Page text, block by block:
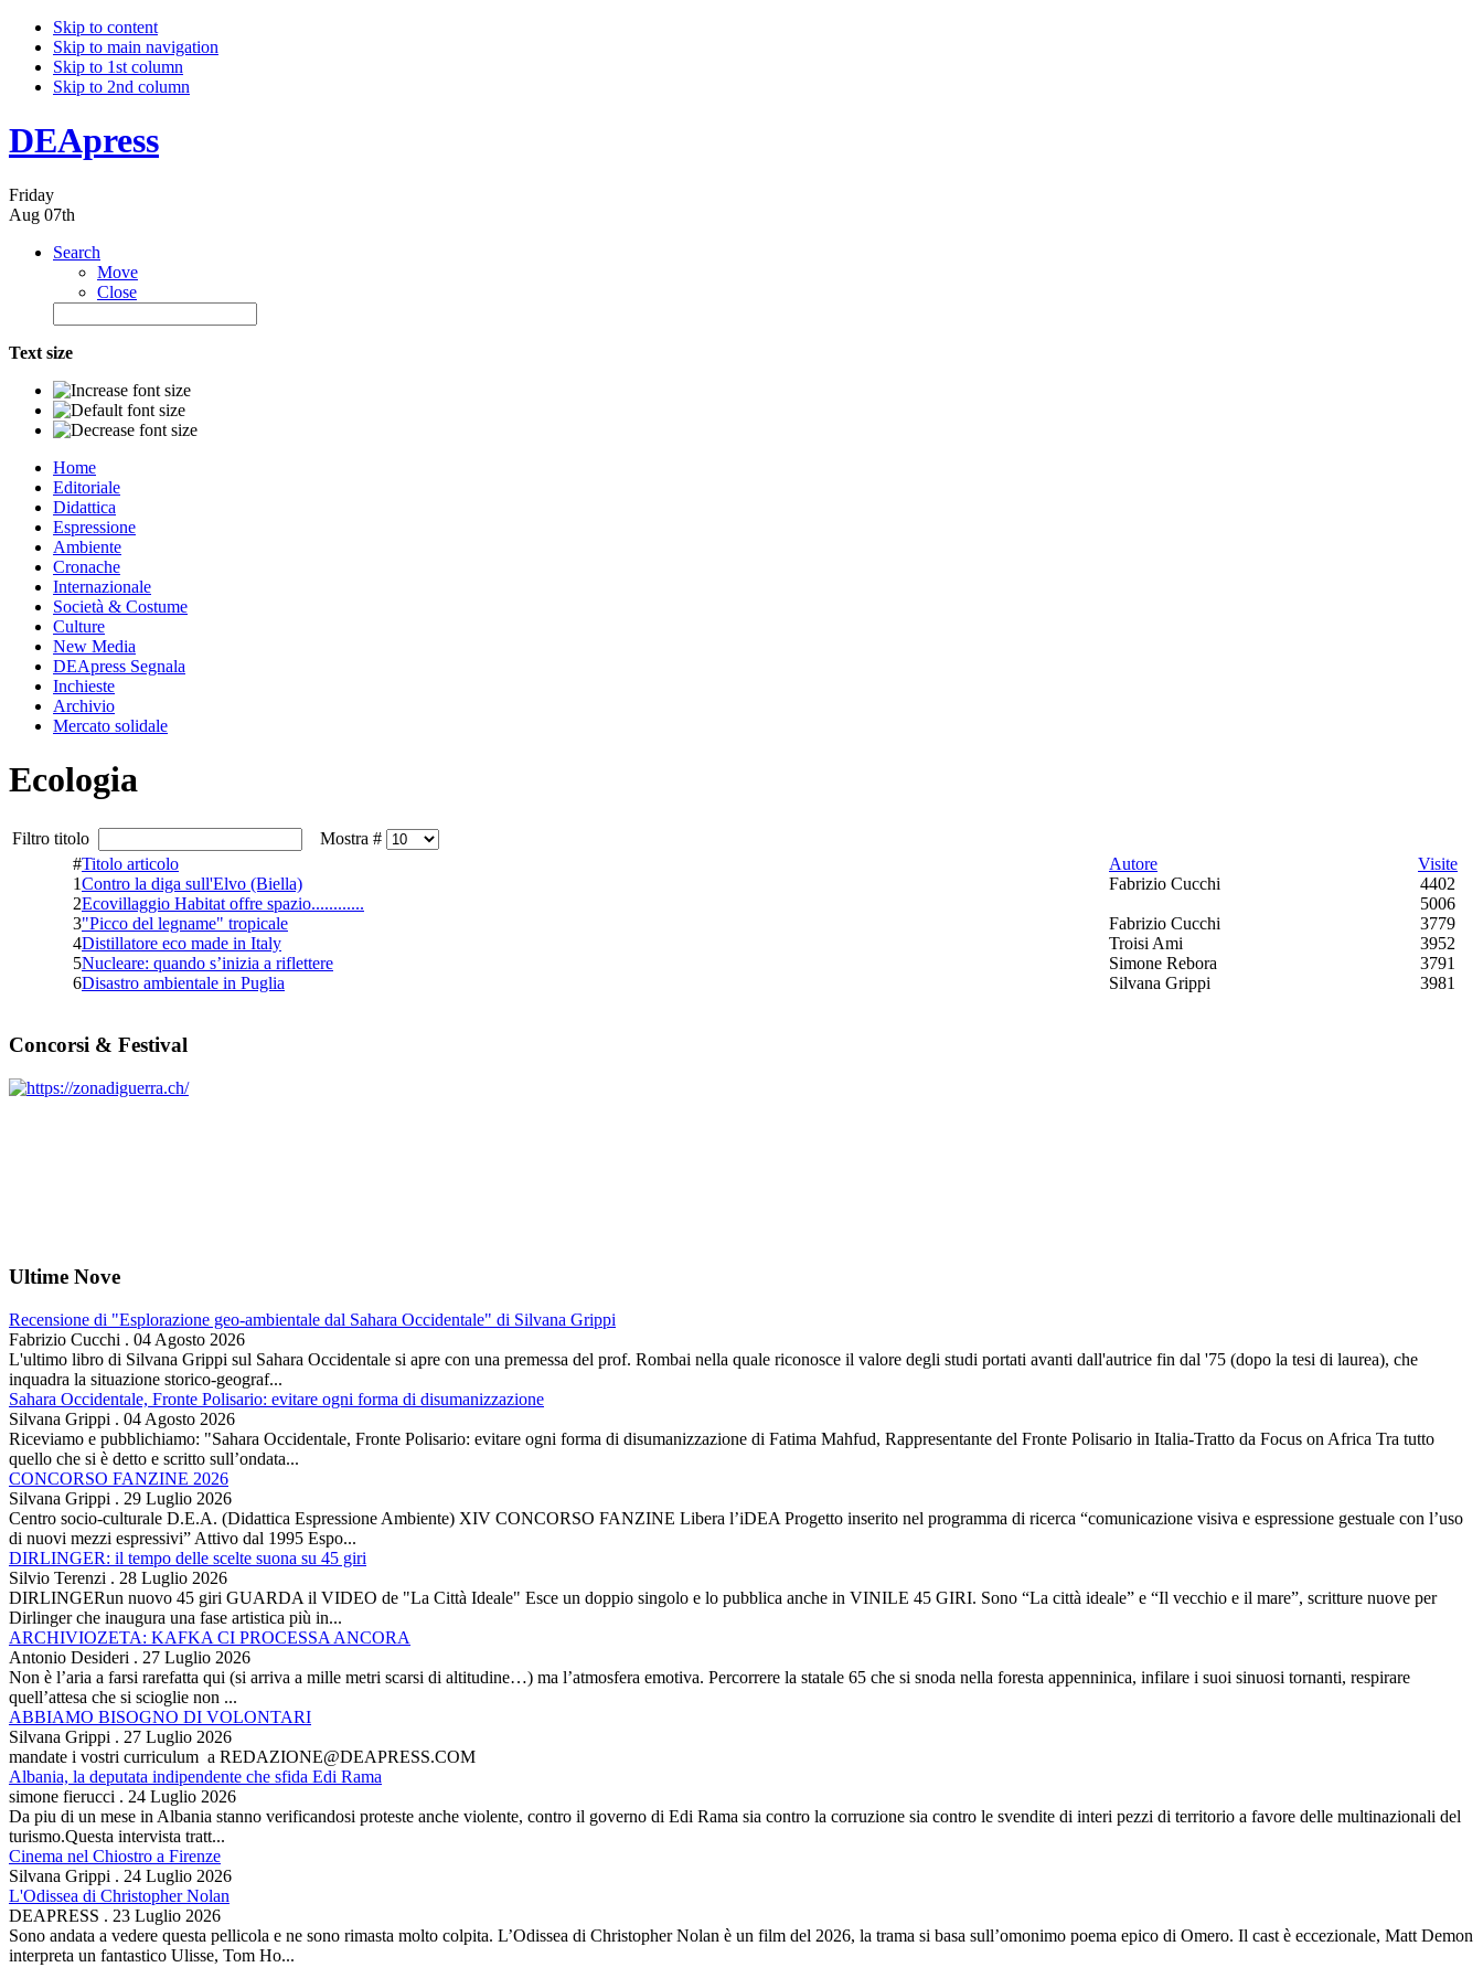
Skip to content
Skip to main navigation
Skip to 1st column
Skip to 2nd column
DEApress
Friday
Aug 07th
Search
Move
Close
Text size
Home
Editoriale
Didattica
Espressione
Ambiente
Cronache
Internazionale
Società & Costume
Culture
New Media
DEApress Segnala
Inchieste
Archivio
Mercato solidale
Ecologia
Filtro titolo
Mostra #
#Titolo articolo Autore
Visite
1Contro la diga sull'Elvo (Biella) Fabrizio Cucchi
4402
2Ecovillaggio Habitat offre spazio............
5006
3"Picco del legname" tropicale Fabrizio Cucchi
3779
4Distillatore eco made in Italy Troisi Ami
3952
5Nucleare: quando s’inizia a riflettere Simone Rebora
3791
6Disastro ambientale in Puglia Silvana Grippi 3981
Concorsi & Festival
Ultime Nove
Recensione di "Esplorazione geo-ambientale dal Sahara Occidentale" di Silvana Grippi
Fabrizio Cucchi . 04 Agosto 2026
L'ultimo libro di Silvana Grippi sul Sahara Occidentale si apre con una premessa del prof. Rombai nella quale riconosce il valore degli studi portati avanti dall'autrice fin dal '75 (dopo la tesi di laurea), che
inquadra la situazione storico-geograf...
Sahara Occidentale, Fronte Polisario: evitare ogni forma di disumanizzazione
Silvana Grippi . 04 Agosto 2026
Riceviamo e pubblichiamo: "Sahara Occidentale, Fronte Polisario: evitare ogni forma di disumanizzazione di Fatima Mahfud, Rappresentante del Fronte Polisario in Italia-Tratto da Focus on Africa Tra tutto
quello che si è detto e scritto sull’ondata...
CONCORSO FANZINE 2026
Silvana Grippi . 29 Luglio 2026
Centro socio-culturale D.E.A. (Didattica Espressione Ambiente) XIV CONCORSO FANZINE Libera l’iDEA Progetto inserito nel programma di ricerca “comunicazione visiva e espressione gestuale con l’uso
di nuovi mezzi espressivi” Attivo dal 1995 Espo...
DIRLINGER: il tempo delle scelte suona su 45 giri
Silvio Terenzi . 28 Luglio 2026
DIRLINGERun nuovo 45 giri GUARDA il VIDEO de "La Città Ideale" Esce un doppio singolo e lo pubblica anche in VINILE 45 GIRI. Sono “La città ideale” e “Il vecchio e il mare”, scritture nuove per
Dirlinger che inaugura una fase artistica più in...
ARCHIVIOZETA: KAFKA CI PROCESSA ANCORA
Antonio Desideri . 27 Luglio 2026
Non è l’aria a farsi rarefatta qui (si arriva a mille metri scarsi di altitudine…) ma l’atmosfera emotiva. Percorrere la statale 65 che si snoda nella foresta appenninica, infilare i suoi sinuosi tornanti, respirare
quell’attesa che si scioglie non ...
ABBIAMO BISOGNO DI VOLONTARI
Silvana Grippi . 27 Luglio 2026
mandate i vostri curriculum a REDAZIONE@DEAPRESS.COM
Albania, la deputata indipendente che sfida Edi Rama
simone fierucci . 24 Luglio 2026
Da piu di un mese in Albania stanno verificandosi proteste anche violente, contro il governo di Edi Rama sia contro la corruzione sia contro le svendite di interi pezzi di territorio a favore delle multinazionali del
turismo.Questa intervista tratt...
Cinema nel Chiostro a Firenze
Silvana Grippi . 24 Luglio 2026
L'Odissea di Christopher Nolan
DEAPRESS . 23 Luglio 2026
Sono andata a vedere questa pellicola e ne sono rimasta molto colpita. L’Odissea di Christopher Nolan è un film del 2026, la trama si basa sull’omonimo poema epico di Omero. Il cast è eccezionale, Matt Demon
interpreta un fantastico Ulisse, Tom Ho...